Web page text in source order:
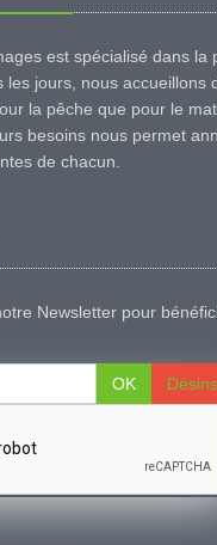
est spécialisé dans la
les jours, nous accueillons
la pêche que pour le
besoins nous permet
de chacun.
Newsletter pour
OK